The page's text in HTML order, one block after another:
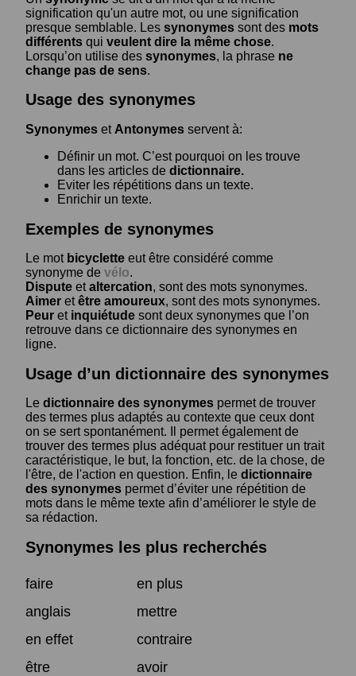
signification qu'un autre mot, ou une signification
presque semblable. Les synonymes sont des mots
différents qui veulent dire la même chose.
Lorsqu’on utilise des synonymes, la phrase ne
change pas de sens.
Usage des synonymes
Synonymes et Antonymes servent à:
Définir un mot. C’est pourquoi on les trouve
dans les articles de dictionnaire.
Eviter les répétitions dans un texte.
Enrichir un texte.
Exemples de synonymes
Le mot bicyclette eut être considéré comme
synonyme de vélo.
Dispute etaltercation, sont des mots synonymes.
Aimer etêtre amoureux, sont des mots synonymes.
Peur et inquiétude sont deux synonymes que l’on
retrouve dans ce dictionnaire des synonymes en
ligne.
Usage d’un dictionnaire des synonymes
Le dictionnaire des synonymes permet de trouver
des termes plus adaptés au contexte que ceux dont
on se sert spontanément. Il permet également de
trouver des termes plus adéquat pour restituer un trait
caractéristique, le but, la fonction, etc. de la chose, de
l'être, de l'action en question. Enfin, le dictionnaire
des synonymes permet d’éviter une répétition de
mots dans le même texte afin d’améliorer le style de
sa rédaction.
Synonymes les plus recherchés
faire
en plus
anglais
mettre
en effet
contraire
être
avoir